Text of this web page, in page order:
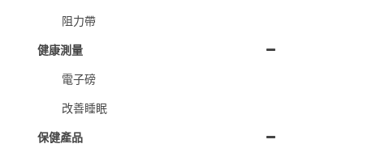
阻力帶
健康測量
電子磅
改善睡眠
保健產品